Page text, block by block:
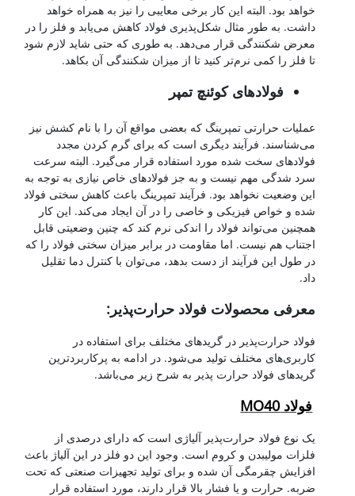
خواهد بود. البته این کار برخی معایبی را نیز به همراه خواهد
داشت. به طور مثال شکل‌پذیری فولاد کاهش می‌یابد و فلز را در
معرض شکنندگی قرار می‌دهد. به طوری که حتی شاید لازم شود
تا فلز را کمی نرم‌تر کنید تا از میزان شکنندگی آن بکاهد.
فولادهای کوئنچ تمپر
عملیات حرارتی تمپرینگ که بعضی مواقع آن را با نام کشش نیز
می‌شناسند. فرآیند دیگری است که برای گرم کردن مجدد
فولادهای سخت شده مورد استفاده قرار می‌گیرد. البته سرعت
سرد شدگی مهم نیست و به جز فولادهای خاص نیازی به توجه به
این وضعیت نخواهد بود. فرآیند تمپرینگ باعث کاهش سختی فولاد
شده و خواص فیزیکی و خاصی را در آن ایجاد می‌کند. این کار
همچنین می‌تواند فولاد را اندکی نرم کند که چنین وضعیتی قابل
اجتناب هم نیست. اما مقاومت در برابر میزان سختی فولاد را که
در طول این فرآیند از دست بدهد، می‌توان با کنترل دما تقلیل
داد.
معرفی محصولات فولاد حرارت‌پذیر:
فولاد حرارت‌پذیر در گریدهای مختلف برای استفاده در
کاربری‌های مختلف تولید می‌شود. در ادامه به پرکاربردترین
گریدهای فولاد حرارت پذیر به شرح زیر می‌باشد.
فولاد MO40
یک نوع فولاد حرارت‌پذیر آلیاژی است که دارای درصدی از
فلزات مولیبدن و کروم است. وجود این دو فلز در این آلیاژ باعث
افزایش چقرمگی آن شده و برای تولید تجهیزات صنعتی که تحت
ضربه. حرارت و یا فشار بالا قرار دارند، مورد استفاده قرار